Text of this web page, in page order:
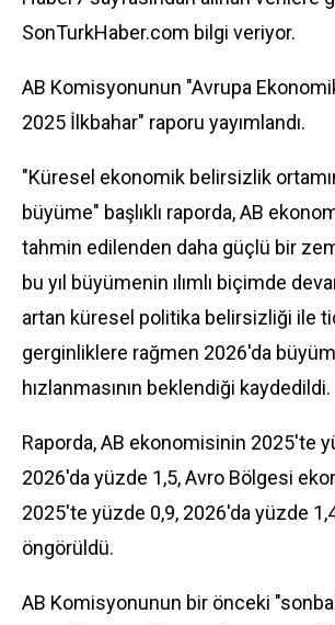
SonTurkHaber.com bilgi veriyor.
AB Komisyonunun "Avrupa Ekonomi
2025 İlkbahar" raporu yayımlandı.
"Küresel ekonomik belirsizlik
büyüme" başlıklı raporda, AB
tahmin edilenden daha güçlü bir
bu yıl büyümenin ılımlı biçimde
artan küresel politika belirsizliği ile
gerginliklere rağmen 2026'da
hızlanmasının beklendiği kaydedildi.
Raporda, AB ekonomisinin 2025'te
2026'da yüzde 1,5, Avro Bölgesi
2025'te yüzde 0,9, 2026'da yüzde
öngörüldü.
AB Komisyonunun bir önceki